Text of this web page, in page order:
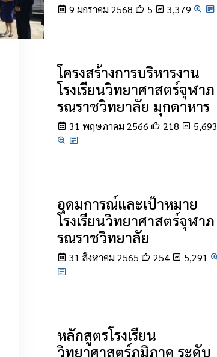
9 มกราคม 2568 5 3,379
โครงสร้างการบริหารงาน
โรงเรียนวิทยาศาสตร์จุฬาภ
รณราชวิทยาลัย มุกดาหาร
31 พฤษภาคม 2566 218 5,693
อุดมการณ์และเป้าหมาย
โรงเรียนวิทยาศาสตร์จุฬาภ
รณราชวิทยาลัย
31 สิงหาคม 2565 254 5,291
หลักสูตรโรงเรียน
วิทยาศาสตร์ภูมิภาค ระดับ